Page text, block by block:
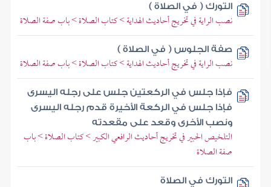
التورك ( في الصلاة )
نصب الراية في تخريج أحاديث الهداية > كتاب الصلاة > باب صفة الصلاة
صفة الجلوس ( في الصلاة )
نصب الراية في تخريج أحاديث الهداية > كتاب الصلاة > باب صفة الصلاة
فإذا جلس في الركعتين جلس على رجله اليسرى
فإذا جلس في الركعة الأخيرة قدم رجله اليسرى
ونصب الأخرى وقعد على مقعدته
التلخيص الحبير في تخريج أحاديث الرافعي الكبير > كتاب الصلاة > باب
صفة الصلاة
التورك في الصلاة